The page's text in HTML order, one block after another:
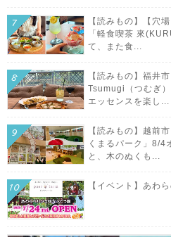
【読みもの】【穴
「軽食喫茶 來
て、また食...
【読みもの】福井
Tsumugi（つむぎ
エッセンスを楽し...
【読みもの】越前
くまるパーク」8/4
と、木のぬくも...
【イベント】あわ